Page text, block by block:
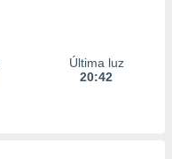
Última luz
20:42